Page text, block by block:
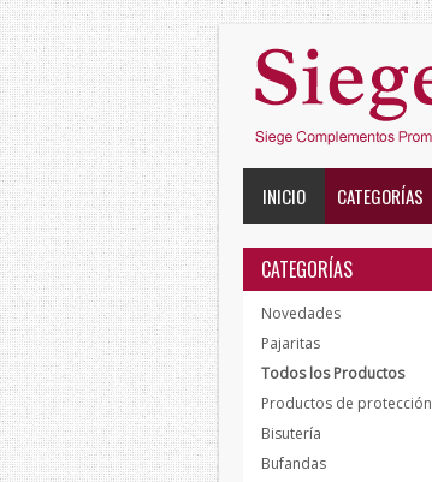
INICIO CATEGORÍAS
CATEGORÍAS
Novedades
Pajaritas
Todos los Productos
Productos de protección
Bisutería
Bufandas